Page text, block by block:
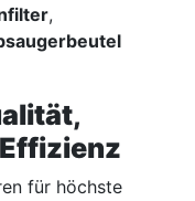
,
für höchste